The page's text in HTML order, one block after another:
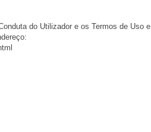
do Utilizador e os Termos de Uso e